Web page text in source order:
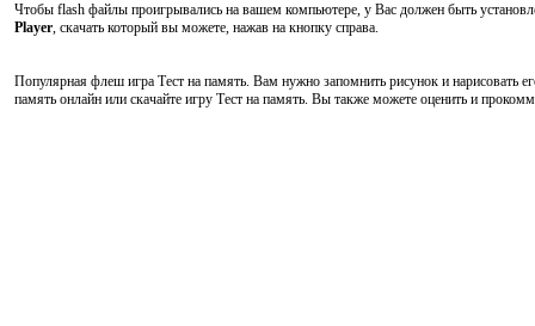
Чтобы flash файлы проигрывались на вашем компьютере, у Вас должен быть
Player, скачать который вы можете, нажав на кнопку справа.
Популярная флеш игра Тест на память. Вам нужно запомнить рисунок и нарисовать
память онлайн или скачайте игру Тест на память. Вы также можете оценить и